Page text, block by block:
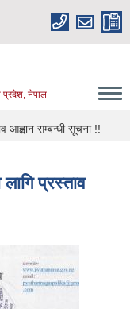
प्रदेश, नेपाल
आह्वान सम्बन्धी सूचना !!
लागि प्रस्ताव